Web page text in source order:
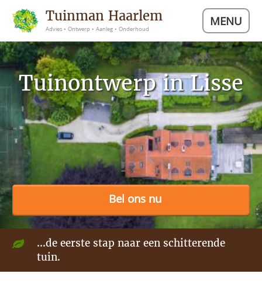
Tuinman Haarlem
Advies • Ontwerp • Aanleg • Onderhoud MENU
Tuinontwerp in Lisse
Bel ons nu
...de eerste stap naar een schitterende
tuin.